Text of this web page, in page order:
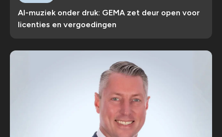
AI-muziek onder druk: GEMA zet deur open voor
licenties en vergoedingen